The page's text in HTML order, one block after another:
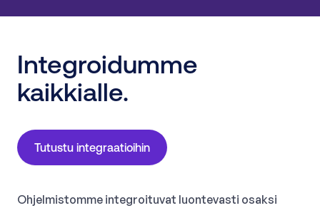
Integroidumme
kaikkialle.
Tutustu integraatioihin
Ohjelmistomme integroituvat luontevasti osaksi